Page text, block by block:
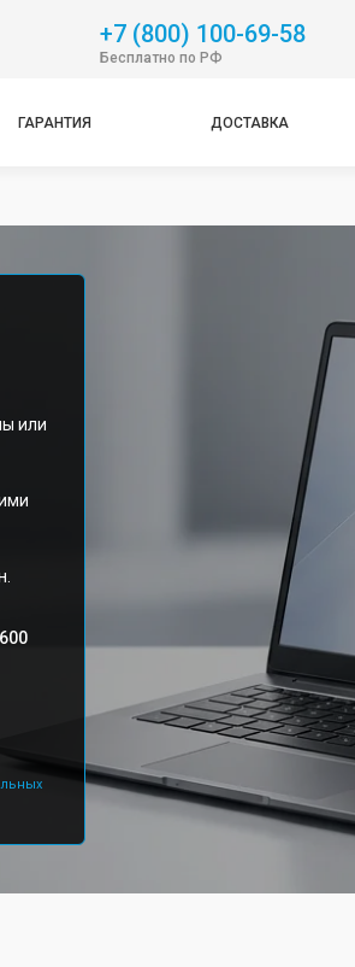
+7 (800) 100-69-58
Бесплатно по РФ
ГАРАНТИЯ ДОСТАВКА
или